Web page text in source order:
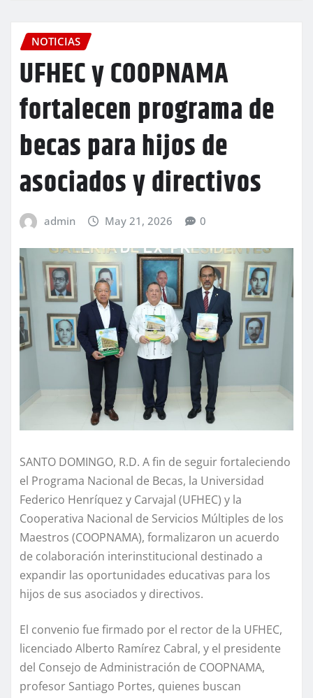
NOTICIAS
UFHEC y COOPNAMA
fortalecen programa de
becas para hijos de
asociados y directivos
admin May 21, 2026 0
SANTO DOMINGO, R.D. A fin de seguir fortaleciendo
el Programa Nacional de Becas, la Universidad
Federico Henríquez y Carvajal (UFHEC) y la
Cooperativa Nacional de Servicios Múltiples de los
Maestros (COOPNAMA), formalizaron un acuerdo
de colaboración interinstitucional destinado a
expandir las oportunidades educativas para los
hijos de sus asociados y directivos.
El convenio fue firmado por el rector de la UFHEC,
licenciado Alberto Ramírez Cabral, y el presidente
del Consejo de Administración de COOPNAMA,
profesor Santiago Portes, quienes buscan